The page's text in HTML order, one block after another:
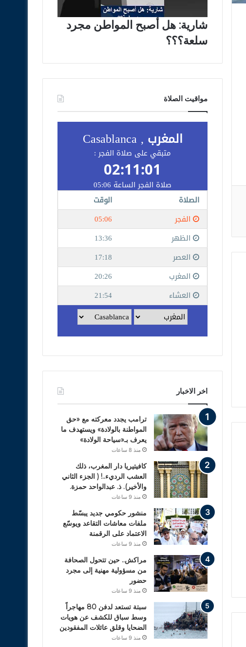
شارية: هل أصبح المواطن مجرد
سلعة؟؟؟
مواقيت الصلاة
اخر الاخبار
ترامب يجدد معركته مع «حق
المواطنة بالولادة» ويستهدف ما
يعرف بـ«سياحة الولادة»
منذ 8 ساعات
كافيتيريا دار المغرب، ذلك
العشب الرديء..! ( الجزء الثاني
والأخير). ذ. عبدالواحد حمزة.
منذ 9 ساعات
منشور حكومي جديد يبسّط
ملفات معاشات التقاعد ويوسّع
الاعتماد على الرقمنة
منذ 9 ساعات
مراكش.. حين تتحول الصحافة
من مسؤولية مهنية إلى مجرد
حضور
منذ 9 ساعات
سبتة تستعد لدفن 80 مهاجراً
وسط سباق للكشف عن هويات
الضحايا وقلق عائلات المفقودين
منذ 9 ساعات